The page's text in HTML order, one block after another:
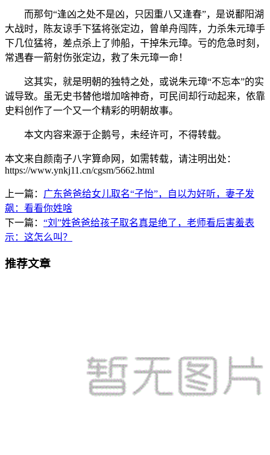
而那句“逢凶之处不是凶，只因重八又逢春”，是说鄱阳湖
大战时，陈友谅手下猛将张定边，曾单舟闯阵，力杀朱元璋手
下几位猛将，差点杀上了帅船，干掉朱元璋。亏的危急时刻，
常遇春一箭射伤张定边，救了朱元璋一命！
这其实，就是明朝的独特之处，或说朱元璋“不忘本”的实
诚导致。虽无史书替他增加啥神奇，可民间却行动起来，依靠
史料创作了一个又一个精彩的明朝故事。
本文内容来源于企鹅号，未经许可，不得转载。
本文来自颜南子八字算命网，如需转载，请注明出处：
https://www.ynkj11.cn/cgsm/5662.html
上一篇： 广东爸爸给女儿取名“子怡”，自以为好听，妻子发
飙：看看你姓啥
下一篇： “刘”姓爸爸给孩子取名真是绝了，老师看后害羞表
示：这怎么叫？
推荐文章